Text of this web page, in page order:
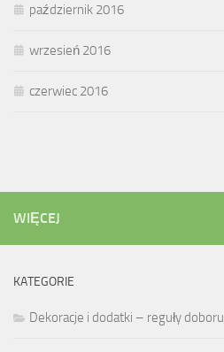
październik 2016
wrzesień 2016
czerwiec 2016
WIĘCEJ
KATEGORIE
Dekoracje i dodatki – reguły doboru